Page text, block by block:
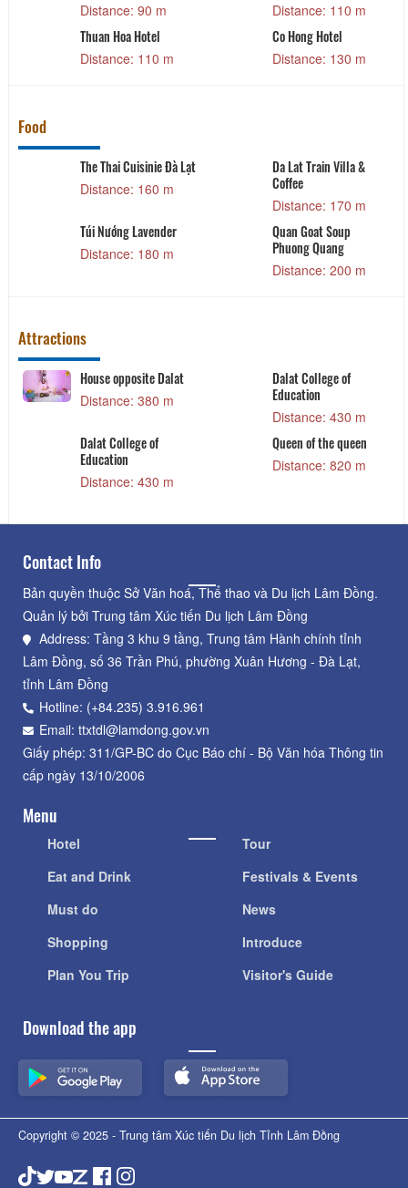
Distance: 150 m Distance:
Minh Huy House
Distance: 190 m
N'Queen Villa
Distance:
Food
Tiệm mì Kosame
Distance: 200 m
Hu Tieu &
Distance: 210 m
Go Rap BBQ
Place To
Place
Distance:
Attractions
of
Queen of the queen
Distance: 820 m
Lam Dong
Distance: 1.02 km
Khu Ẩm thực
Lạt
Distance:
Contact Info
Bản quyền thuộc Sở Văn hoá, Thể thao và Du lịch Lâm Đồng.
Quản lý bởi Trung tâm Xúc tiến Du lịch Lâm Đồng
Address: Tầng 3 khu 9 tầng, Trung tâm Hành chính tỉnh
Lâm Đồng, số 36 Trần Phú, phường Xuân Hương - Đà Lạt,
tỉnh Lâm Đồng
Hotline: (+84.235) 3.916.961
Email: ttxtdl@lamdong.gov.vn
Giấy phép: 311/GP-BC do Cục Báo chí - Bộ Văn hóa Thông tin
cấp ngày 13/10/2006
Menu
Hotel
Eat and Drink
Must do
Shopping
Plan You Trip
Tour
Festivals & Events
News
Introduce
Visitor's Guide
Download the app
Copyright © 2025 - Trung tâm Xúc tiến Du lịch Tỉnh Lâm Đồng